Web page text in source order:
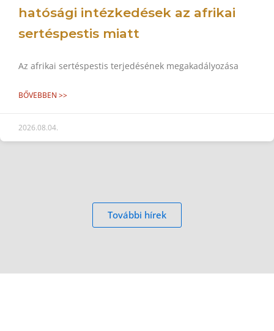
hatósági intézkedések az afrikai
sertéspestis miatt
Az afrikai sertéspestis terjedésének megakadályozása
BŐVEBBEN >>
2026.08.04.
További hírek